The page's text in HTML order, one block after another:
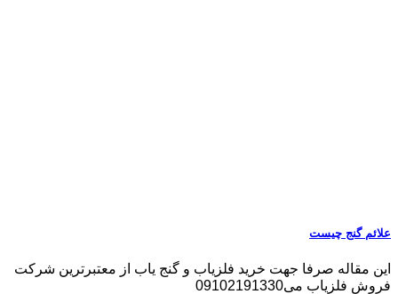
علائم گنج چیست
این مقاله صرفا جهت خرید فلزیاب و گنج یاب از معتبرترین شرکت
فروش فلزیاب می09102191330